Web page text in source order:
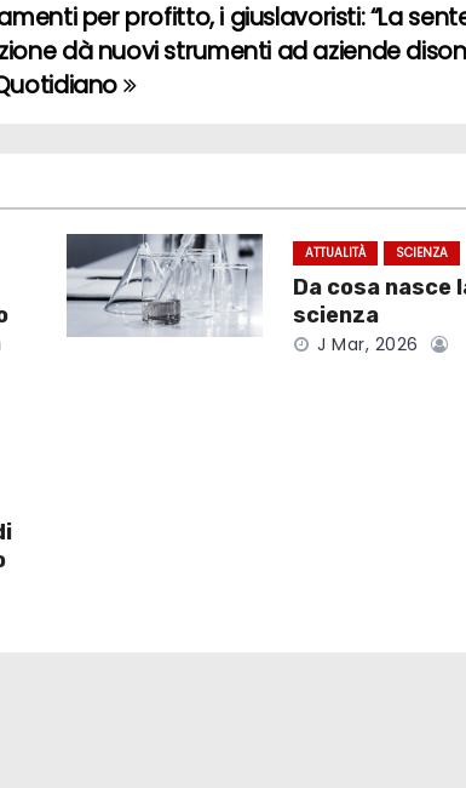
per profitto, i giuslavoristi: “La
dà nuovi strumenti ad aziende
ATTUALITÀ SCIENZA
Da cosa nasce
scienza
J Mar, 2026